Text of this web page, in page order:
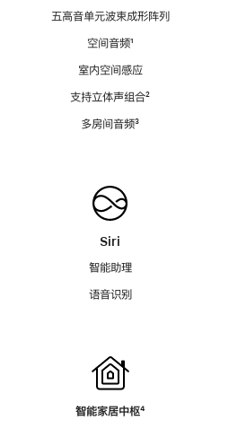
五高音单元波束成形阵列
空间音频脚
¹
室内空间感应
支持立体声组合脚
²
多房间音频脚
³
Siri
智能助理
语音识别
智能家居中枢脚
⁴